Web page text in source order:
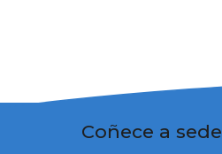
Coñece a sede